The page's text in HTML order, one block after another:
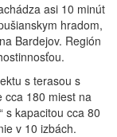
asi 10 minút
hradom,
Bardejov. Región
s terasou s
cca 180 miest na
s kapacitou cca 80
v 10 izbách.